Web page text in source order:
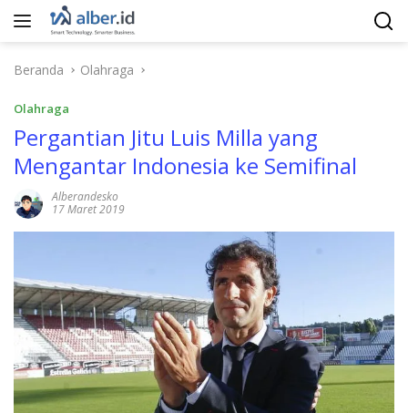
Langsung
Beranda
Olahraga
Olahraga
Pergantian Jitu Luis Milla yang
Mengantar Indonesia ke Semifinal
Alberandesko
17 Maret 2019